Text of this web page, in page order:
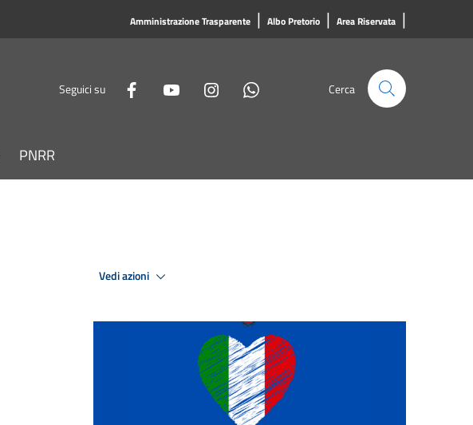
Amministrazione Trasparente | Albo Pretorio | Area Riservata |
Seguici su Cerca
PNRR
Vedi azioni